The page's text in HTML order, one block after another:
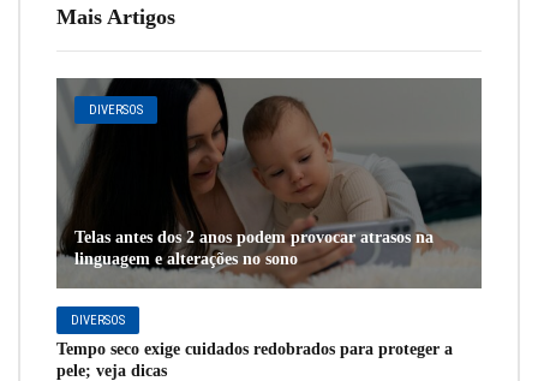
Mais Artigos
DIVERSOS
Telas antes dos 2 anos podem provocar atrasos na
linguagem e alterações no sono
DIVERSOS
Tempo seco exige cuidados redobrados para proteger a
pele; veja dicas